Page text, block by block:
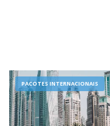
PACOTES INTERNACIONAIS